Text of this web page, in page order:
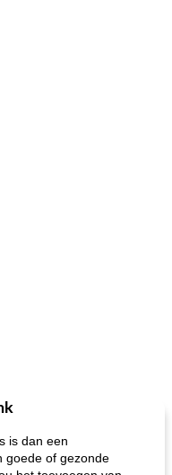
is dan een
goede of gezonde